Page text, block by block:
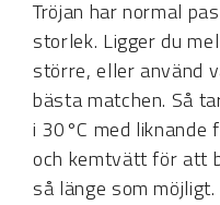
Tröjan har normal
storlek. Ligger du
större, eller använd
bästa matchen. Så
i 30°C med liknande
och kemtvätt för att
så länge som möjligt.